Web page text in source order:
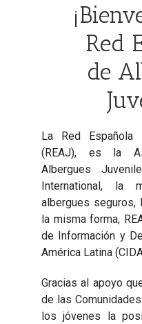
Red
de
La Red Española
(REAJ), es la
Albergues
International, la
albergues seguros,
la misma forma,
de Información y
América Latina
Gracias al apoyo
de las
los jóvenes la